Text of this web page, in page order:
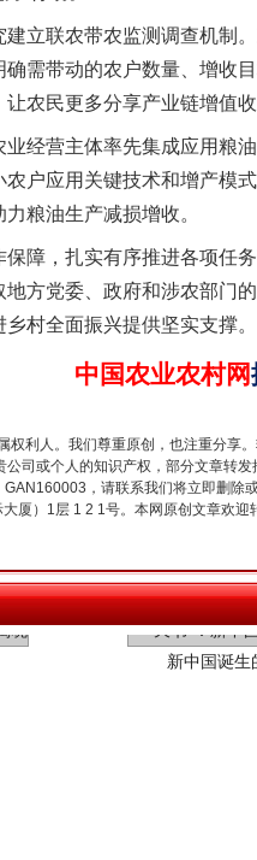
立联农带农监测调查机制
需带动的农户数量、增收
农民更多分享产业链增值收
经营主体率先集成应用粮
户应用关键技术和增产模
粮油生产减损增收。
障，扎实有序推进各项任
方党委、政府和涉农部门
村全面振兴提供坚实支撑。
中国农业农村网
权利人。我们尊重原创，也注重分享
司或个人的知识产权，部分文章转
，请联系我们将立即删除
厦）1层 1 2 1号。本网原创文章欢迎
法官巧妙执行